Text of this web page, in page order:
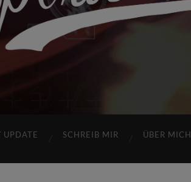
UPDATE SCHREIB MIR ÜBER MICH